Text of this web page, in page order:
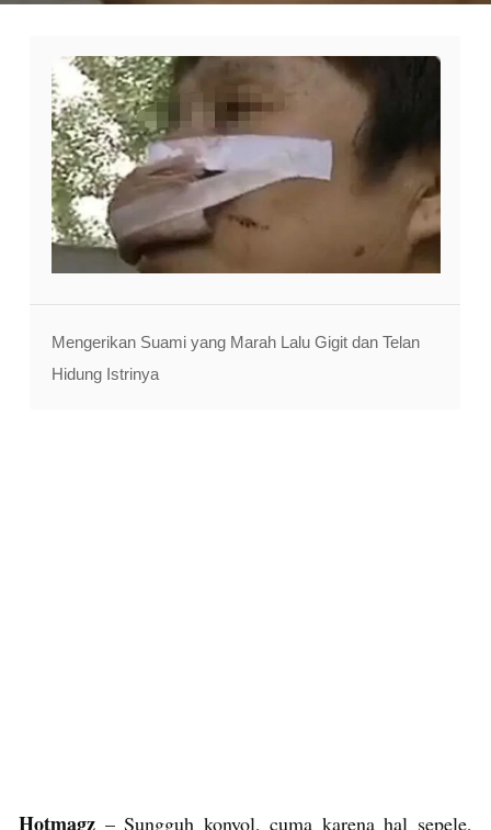
Mengerikan Suami yang Marah Lalu Gigit dan Telan
Hidung Istrinya
Hotmagz – Sungguh konyol, cuma karena hal sepele,